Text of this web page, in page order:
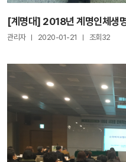
[계명대] 2018년 계명인체생
관리자 2020-01-21 조회32